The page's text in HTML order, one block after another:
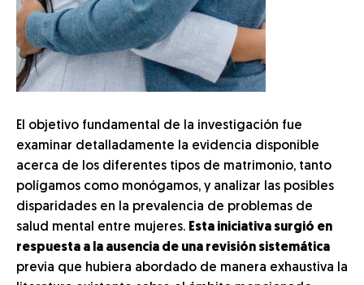
El objetivo fundamental de la investigación fue
examinar detalladamente la evidencia disponible
acerca de los diferentes tipos de matrimonio, tanto
polígamos como monógamos, y analizar las posibles
disparidades en la prevalencia de problemas de
salud mental entre mujeres. Esta iniciativa surgió en
respuesta a la ausencia de una revisión sistemática
previa que hubiera abordado de manera exhaustiva la